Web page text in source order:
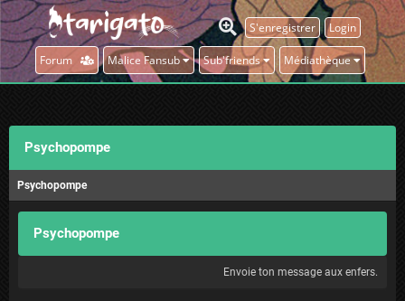
S'enregistrer Login
Forum Malice Fansub Sub'friends Médiathèque
Psychopompe
Psychopompe
Psychopompe
Envoie ton message aux enfers.